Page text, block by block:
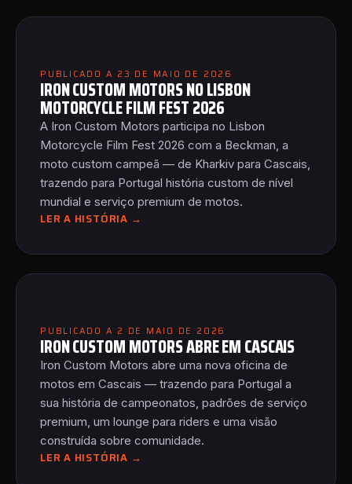
PUBLICADO A 23 DE MAIO DE 2026
IRON CUSTOM MOTORS NO LISBON
MOTORCYCLE FILM FEST 2026
A Iron Custom Motors participa no Lisbon
Motorcycle Film Fest 2026 com a Beckman, a
moto custom campeã — de Kharkiv para Cascais,
trazendo para Portugal história custom de nível
mundial e serviço premium de motos.
LER A HISTÓRIA →
PUBLICADO A 2 DE MAIO DE 2026
IRON CUSTOM MOTORS ABRE EM CASCAIS
Iron Custom Motors abre uma nova oficina de
motos em Cascais — trazendo para Portugal a
sua história de campeonatos, padrões de serviço
premium, um lounge para riders e uma visão
construída sobre comunidade.
LER A HISTÓRIA →